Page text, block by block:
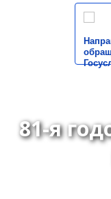
81-я